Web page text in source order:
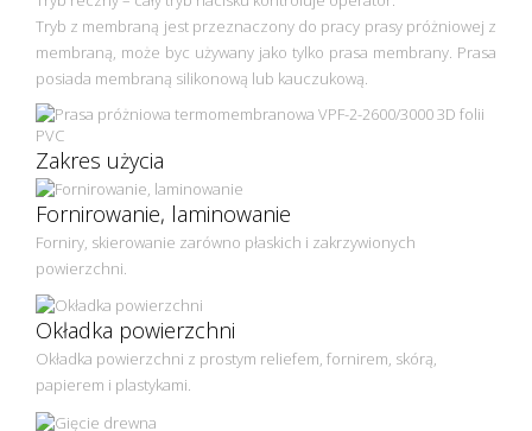
Tryb z membraną jest przeznaczony do pracy prasy próżniowej z
membraną, może byc używany jako tylko prasa membrany. Prasa
posiada membraną silikonową lub kauczukową.
Zakres użycia
Fornirowanie, laminowanie
Forniry, skierowanie zarówno płaskich i zakrzywionych
powierzchni.
Okładka powierzchni
Okładka powierzchni z prostym reliefem, fornirem, skórą,
papierem i plastykami.